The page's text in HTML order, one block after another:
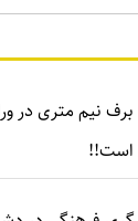
نیم متری در
است!!